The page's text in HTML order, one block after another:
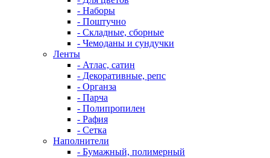
- Наборы
- Поштучно
- Складные, сборные
- Чемоданы и сундучки
Ленты
- Атлас, сатин
- Декоративные, репс
- Органза
- Парча
- Полипропилен
- Рафия
- Сетка
Наполнители
- Бумажный, полимерный